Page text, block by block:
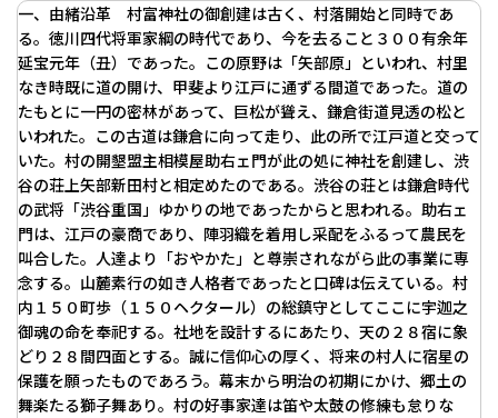
一、由緒沿革 村富神社の御創建は古く、村落開始と同時であ
る。徳川四代将軍家綱の時代であり、今を去ること３００有余年
延宝元年（丑）であった。この原野は「矢部原」といわれ、村里
なき時既に道の開け、甲斐より江戸に通ずる間道であった。道の
たもとに一円の密林があって、巨松が聳え、鎌倉街道見透の松と
いわれた。この古道は鎌倉に向って走り、此の所で江戸道と交って
いた。村の開墾盟主相模屋助右ェ門が此の処に神社を創建し、渋
谷の荘上矢部新田村と相定めたのである。渋谷の荘とは鎌倉時代
の武将「渋谷重国」ゆかりの地であったからと思われる。助右ェ
門は、江戸の豪商であり、陣羽織を着用し采配をふるって農民を
叫合した。人達より「おやかた」と尊崇されながら此の事業に専
念する。山麓素行の如き人格者であったと口碑は伝えている。村
内１５０町歩（１５０ヘクタール）の総鎮守としてここに宇迦之
御魂の命を奉祀する。社地を設計するにあたり、天の２８宿に象
どり２８間四面とする。誠に信仰心の厚く、将来の村人に宿星の
保護を願ったものであろう。幕末から明治の初期にかけ、郷土の
舞楽たる獅子舞あり。村の好事家達は笛や太鼓の修練も怠りな